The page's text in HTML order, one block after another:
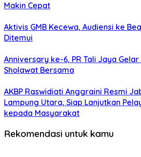
Makin Cepat
Aktivis GMB Kecewa, Audiensi ke
Ditemui
Anniversary ke-6, PR Tali Jaya
Sholawat Bersama
AKBP Raswidiati Anggraini Resmi
Lampung Utara, Siap Lanjutkan
kepada Masyarakat
Rekomendasi untuk kamu